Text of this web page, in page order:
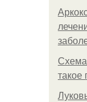
такое